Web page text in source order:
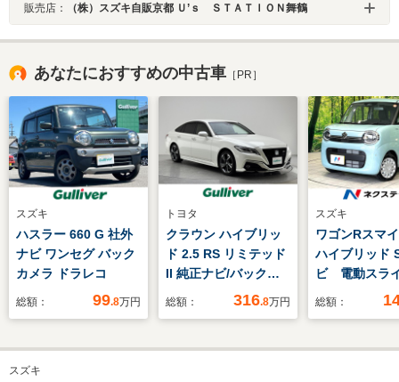
販売店： （株）スズキ自販京都 Ｕ’ｓ ＳＴＡＴＩＯＮ舞鶴
あなたにおすすめの中古車 ［PR］
スズキ
ハスラー 660 G 社外
ナビ ワンセグ バック
カメラ ドラレコ
総額： 99.8万円
トヨタ
クラウン ハイブリッ
ド 2.5 RS リミテッド
II 純正ナビ/バックカ
メラビ/ルトインETC/
ション/パワーシート/
総額： 316.8万円
スズキ
ワゴンRスマ
ハイブリッド
ビ 電動スラ
ア 衝突被害
ンサー スマ
総額：
スズキ